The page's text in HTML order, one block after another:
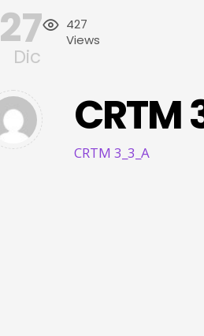
27
Dic
427
Views
CRTM 3_3_A